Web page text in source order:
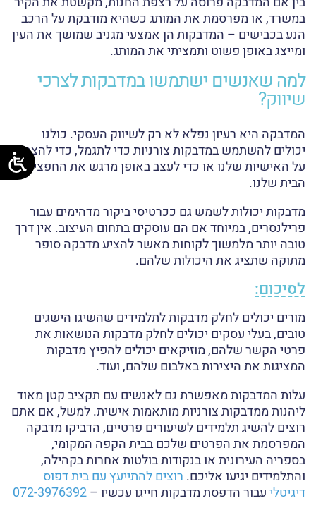
במשרד, או מפרסמת את המותג כשהיא מודבקת על הרכב
הנע בכבישים – המדבקות הן אמצעי מגניב שמושך את העין
ומייצג באופן פשוט ותמציתי את המותג.
למה שאנשים ישתמשו במדבקות לצרכי
שיווק?
המדבקה היא רעיון נפלא לא רק לשיווק העסקי. כולנו
יכולים להשתמש במדבקות צורניות כדי לתגמל, כדי להצהיר
על האישיות שלנו או כדי לעצב באופן מרגש את החפצים או
הבית שלנו.
מדבקות יכולות לשמש גם ככרטיסי ביקור מדהימים עבור
פרילנסרים, במיוחד אם הם עוסקים בתחום העיצוב. אין דרך
טובה יותר מלמשוך לקוחות מאשר להציע מדבקה סופר
מתוקה שתציג את היכולות שלהם.
לסיכום:
מורים יכולים לחלק מדבקות לתלמידים שהשיגו הישגים
טובים, בעלי עסקים יכולים לחלק מדבקות הנושאות את
פרטי הקשר שלהם, מוזיקאים יכולים להפיץ מדבקות
המציגות את היצירות באלבום שלהם, ועוד.
עלות המדבקות מאפשרת גם לאנשים עם תקציב קטן מאוד
ליהנות ממדבקות צורניות מותאמות אישית. למשל, אם אתם
רוצים להשיג תלמידים לשיעורים פרטיים, הדביקו מדבקה
המפרסמת את הפרטים שלכם בבית הקפה המקומי,
בספריה העירונית או בנקודות בולטות אחרות בקהילה,
והתלמידים יגיעו אליכם. רוצים להתייעץ עם בית דפוס
דיגיטליעבור הדפסת מדבקות חייגו עכשיו –072-3976392